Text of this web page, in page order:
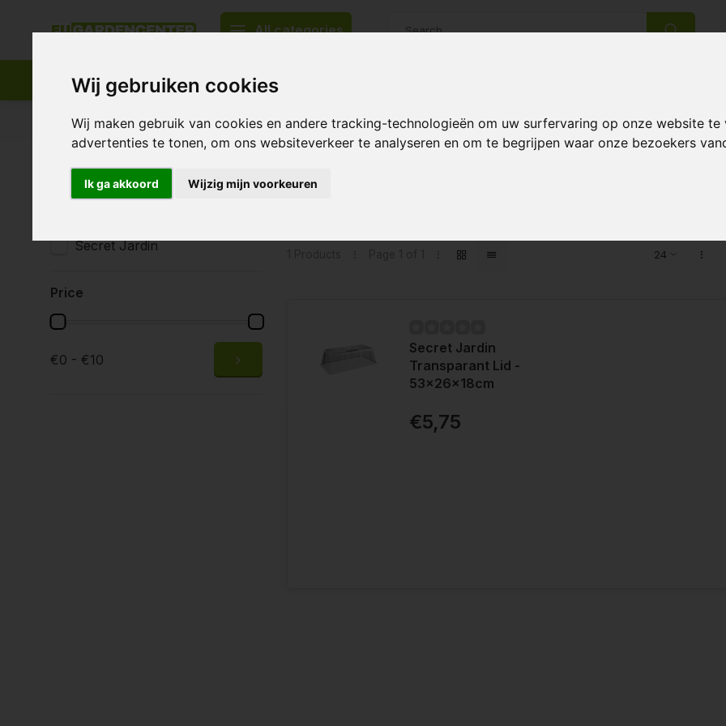
Wij gebruiken cookies
Wij maken gebruik van cookies en andere tracking-technologieën om uw surfervaring op onze website
advertenties te tonen, om ons websiteverkeer te analyseren en om te begrijpen waar onze bezoekers
Ik ga akkoord Wijzig mijn voorkeuren
All categories
Appropriate assortment Delivery all over Europe 14 Days return policy Best customer service
Brands
Secret Jardin
Price
€0 - €10
Products tagged with Secret Jardin
Secret Jardin
Transparant Lid -
53x26x18cm
€5,75